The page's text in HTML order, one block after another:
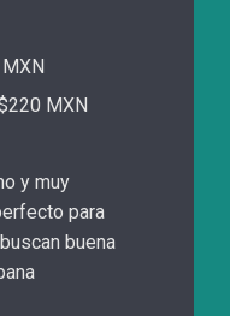
MXN
y muy
para
buena